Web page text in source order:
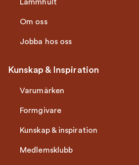
Lammhult
Om oss
Jobba hos oss
Kunskap & Inspiration
Varumärken
Formgivare
Kunskap & inspiration
Medlemsklubb